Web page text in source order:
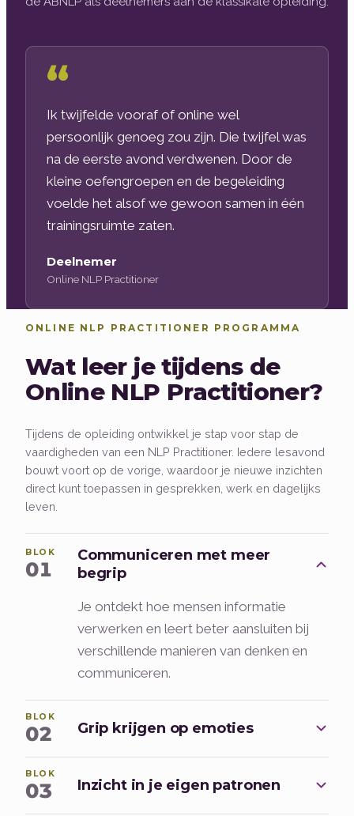
Ik twijfelde vooraf of online wel
persoonlijk genoeg zou zijn. Die twijfel was
na de eerste avond verdwenen. Door de
kleine oefengroepen en de begeleiding
voelde het alsof we gewoon samen in één
trainingsruimte zaten.
Deelnemer
Online NLP Practitioner
ONLINE NLP PRACTITIONER PROGRAMMA
Wat leer je tijdens de
Online NLP Practitioner?
Tijdens de opleiding ontwikkel je stap voor stap de
vaardigheden van een NLP Practitioner. Iedere lesavond
bouwt voort op de vorige, waardoor je nieuwe inzichten
direct kunt toepassen in gesprekken, werk en dagelijks
leven.
BLOK
01
Communiceren met meer
begrip
Je ontdekt hoe mensen informatie
verwerken en leert beter aansluiten bij
verschillende manieren van denken en
communiceren.
BLOK
02 Grip krijgen op emoties
BLOK
03 Inzicht in je eigen patronen